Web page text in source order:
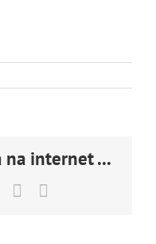
internet ...
TumblrPinterest